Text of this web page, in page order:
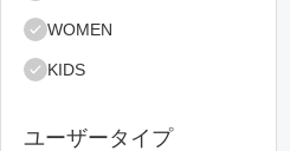
WOMEN
KIDS
ユーザータイプ